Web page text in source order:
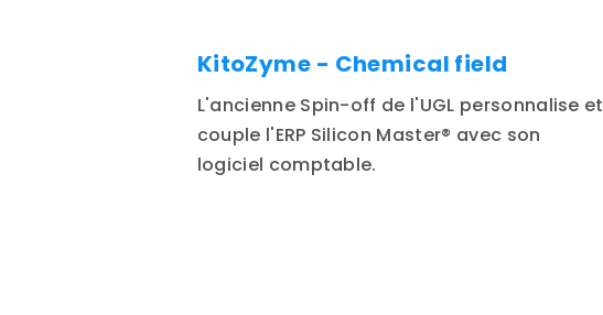
KitoZyme - Chemical field
L'ancienne Spin-off de l'UGL personnalise et
couple l'ERP Silicon Master® avec son
logiciel comptable.